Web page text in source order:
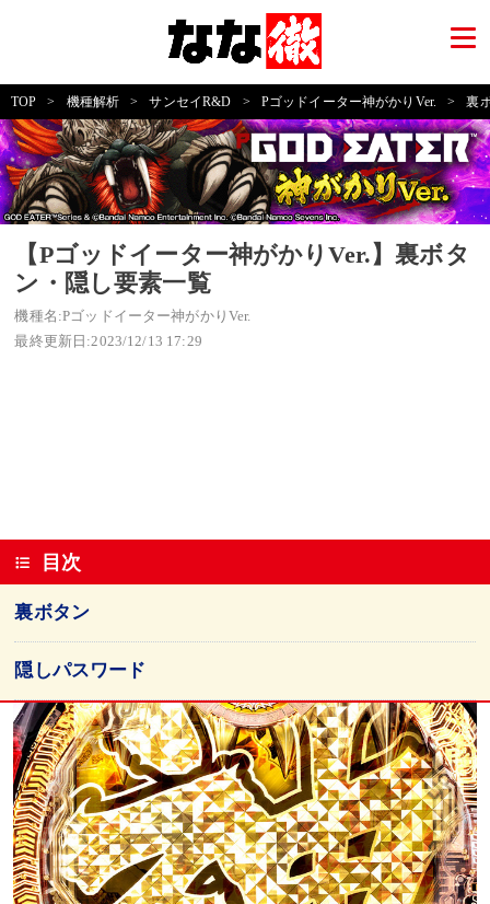
TOP > 機種解析 > サンセイR&D > Pゴッドイーター神がかりVer. > 裏
【Pゴッドイーター神がかりVer.】裏ボタ
ン・隠し要素一覧
機種名:Pゴッドイーター神がかりVer.
最終更新日:2023/12/13 17:29
目次
裏ボタン
隠しパスワード